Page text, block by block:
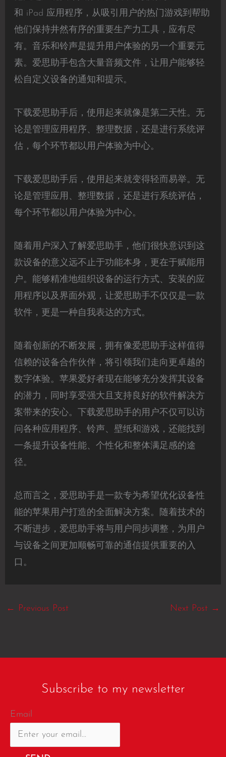
和 iPad 应用程序，从吸引用户的热门游戏到帮助
他们保持井然有序的重要生产力工具，应有尽
有。音乐和铃声是提升用户体验的另一个重要元
素。爱思助手包含大量音频文件，让用户能够轻
松自定义设备的通知和提示。
下载爱思助手后，使用起来就像是第二天性。无
论是管理应用程序、整理数据，还是进行系统评
估，每个环节都以用户体验为中心。
下载爱思助手后，使用起来就变得轻而易举。无
论是管理应用、整理数据，还是进行系统评估，
每个环节都以用户体验为中心。
随着用户深入了解爱思助手，他们很快意识到这
款设备的意义远不止于功能本身，更在于赋能用
户。能够精准地组织设备的运行方式、安装的应
用程序以及界面外观，让爱思助手不仅仅是一款
软件，更是一种自我表达的方式。
随着创新的不断发展，拥有像爱思助手这样值得
信赖的设备合作伙伴，将引领我们走向更卓越的
数字体验。苹果爱好者现在能够充分发挥其设备
的潜力，同时享受强大且支持良好的软件解决方
案带来的安心。下载爱思助手的用户不仅可以访
问各种应用程序、铃声、壁纸和游戏，还能找到
一条提升设备性能、个性化和整体满足感的途
径。
总而言之，爱思助手是一款专为希望优化设备性
能的苹果用户打造的全面解决方案。随着技术的
不断进步，爱思助手将与用户同步调整，为用户
与设备之间更加顺畅可靠的通信提供重要的入
口。
← Previous Post Next Post →
Subscribe to my newsletter
Email